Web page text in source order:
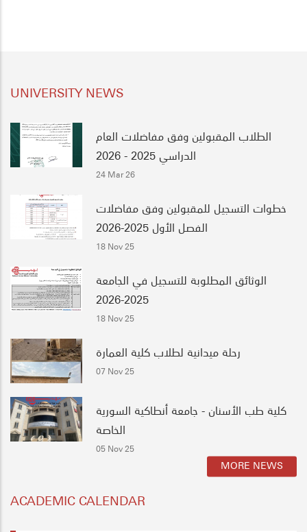
UNIVERSITY NEWS
الطلاب المقبولين وفق مفاضلات العام
الدراسي 2025 - 2026
24 Mar 26
خطوات التسجيل للمقبولين وفق مفاضلات
الفصل الأول 2025-2026
18 Nov 25
الوثائق المطلوبة للتسجيل في الجامعة
2025-2026
18 Nov 25
رحلة ميدانية لطلاب كلية العمارة
07 Nov 25
كلية طب الأسنان - جامعة أنطاكية السورية
الخاصة
05 Nov 25
MORE NEWS
ACADEMIC CALENDAR